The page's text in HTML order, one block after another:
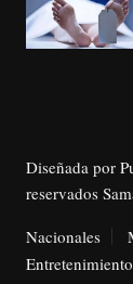
Diseñada por
reservados
Nacionales
Entretenimiento